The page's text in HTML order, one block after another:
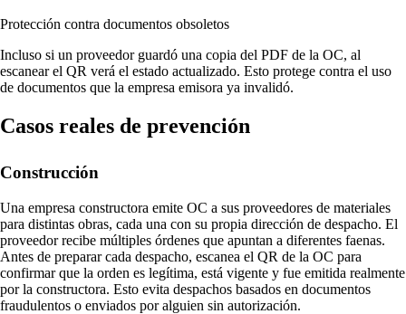
Protección contra documentos obsoletos
Incluso si un proveedor guardó una copia del PDF de la OC, al
escanear el QR verá el estado actualizado. Esto protege contra el uso
de documentos que la empresa emisora ya invalidó.
Casos reales de prevención
Construcción
Una empresa constructora emite OC a sus proveedores de materiales
para distintas obras, cada una con su propia dirección de despacho. El
proveedor recibe múltiples órdenes que apuntan a diferentes faenas.
Antes de preparar cada despacho, escanea el QR de la OC para
confirmar que la orden es legítima, está vigente y fue emitida realmente
por la constructora. Esto evita despachos basados en documentos
fraudulentos o enviados por alguien sin autorización.